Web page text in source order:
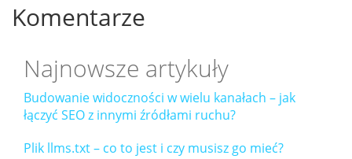
Komentarze
Najnowsze artykuły
Budowanie widoczności w wielu kanałach – jak
łączyć SEO z innymi źródłami ruchu?
Plik llms.txt – co to jest i czy musisz go mieć?